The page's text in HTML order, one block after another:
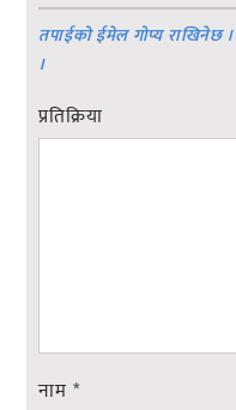
तपाईको ईमेल गोप्य
।
प्रतिक्रिया
नाम *